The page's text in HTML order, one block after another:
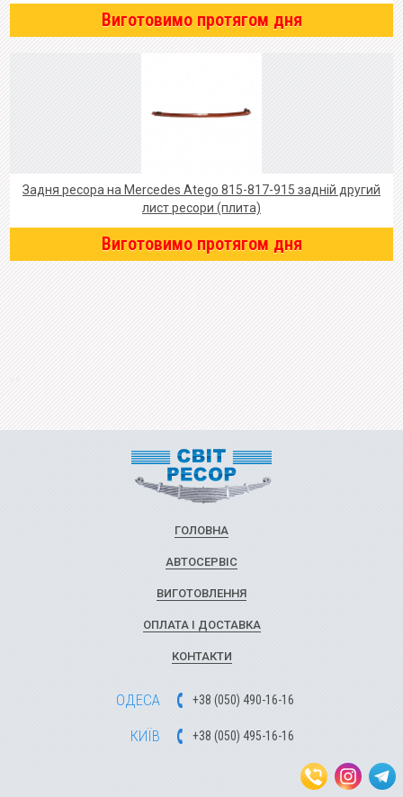
Виготовимо протягом дня
Задня ресора на Mercedes Atego 815-817-915 задній другий
лист ресори (плита)
Виготовимо протягом дня
ГОЛОВНА
АВТОСЕРВІС
ВИГОТОВЛЕННЯ
ОПЛАТА І ДОСТАВКА
КОНТАКТИ
ОДЕСА +38 (050) 490-16-16
КИЇВ +38 (050) 495-16-16